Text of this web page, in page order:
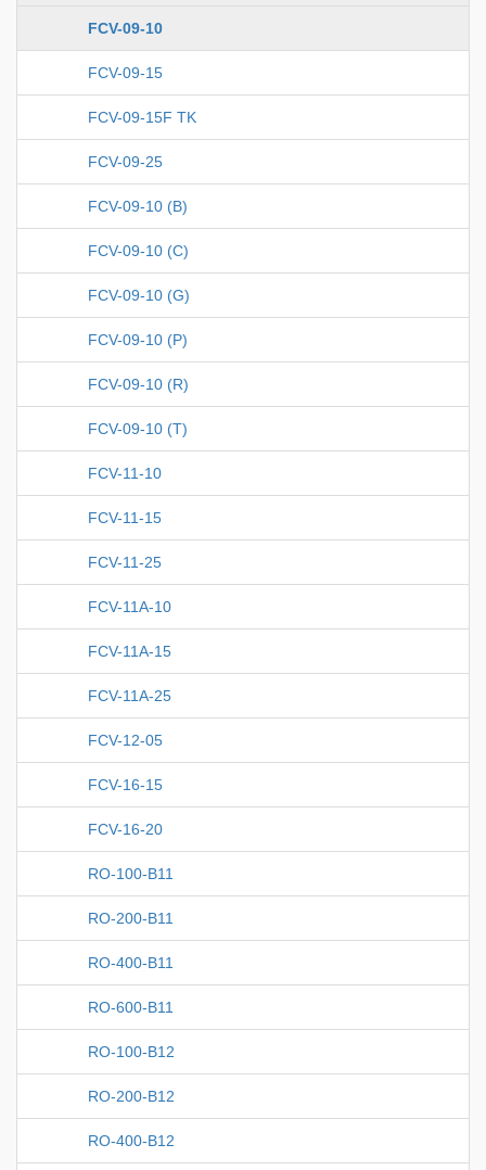
FCV-09-10
FCV-09-15
FCV-09-15F TK
FCV-09-25
FCV-09-10 (B)
FCV-09-10 (C)
FCV-09-10 (G)
FCV-09-10 (P)
FCV-09-10 (R)
FCV-09-10 (T)
FCV-11-10
FCV-11-15
FCV-11-25
FCV-11A-10
FCV-11A-15
FCV-11A-25
FCV-12-05
FCV-16-15
FCV-16-20
RO-100-B11
RO-200-B11
RO-400-B11
RO-600-B11
RO-100-B12
RO-200-B12
RO-400-B12